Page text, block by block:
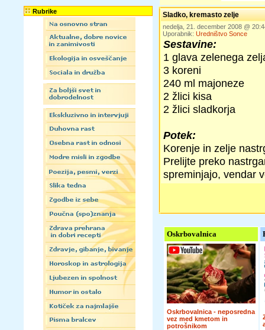
Rubrike Sladko, kremasto zelje
nedelja, 21. december 2008 @
Uporabnik: Uredništvo Sonce
Sestavine:
1 glava zelenega
3 koreni
240 ml majoneze
2 žlici kisa
2 žlici sladkorja
Potek:
Korenje in zelje
Prelijte preko
spreminjajo, vendar
Oskrbovalnica
Oskrbovalnica - neposredna
vez med kmetom in
potrošnikom